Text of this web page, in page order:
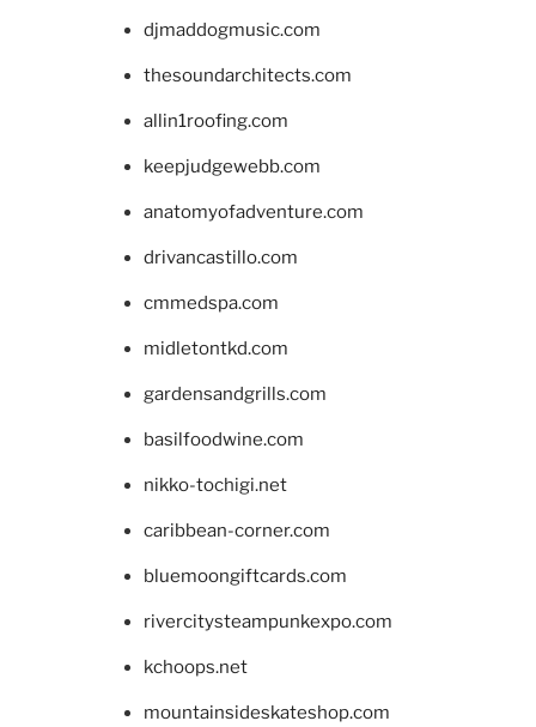
djmaddogmusic.com
thesoundarchitects.com
allin1roofing.com
keepjudgewebb.com
anatomyofadventure.com
drivancastillo.com
cmmedspa.com
midletontkd.com
gardensandgrills.com
basilfoodwine.com
nikko-tochigi.net
caribbean-corner.com
bluemoongiftcards.com
rivercitysteampunkexpo.com
kchoops.net
mountainsideskateshop.com